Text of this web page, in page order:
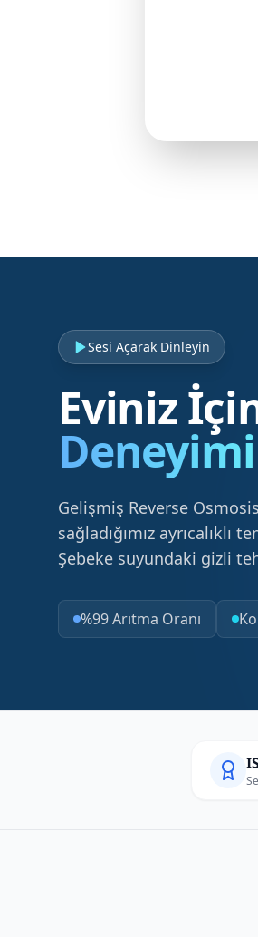
Sesi Açarak Dinleyin
Eviniz
Deneyimi
Gelişmiş Reverse
sağladığımız
Şebeke suyundaki gizli
%99 Arıtma Oranı